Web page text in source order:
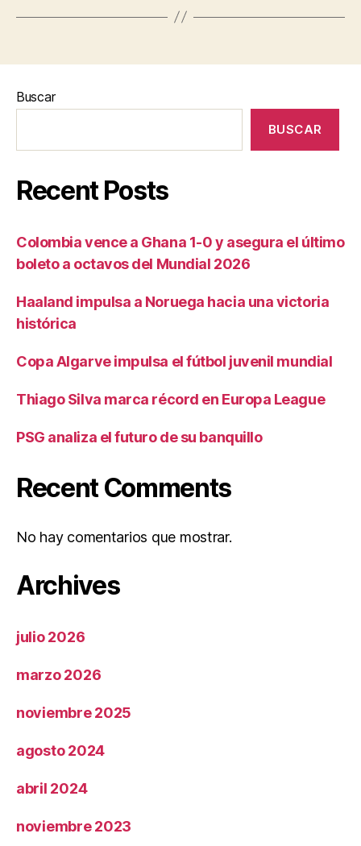
Buscar
BUSCAR
Recent Posts
Colombia vence a Ghana 1-0 y asegura el último
boleto a octavos del Mundial 2026
Haaland impulsa a Noruega hacia una victoria
histórica
Copa Algarve impulsa el fútbol juvenil mundial
Thiago Silva marca récord en Europa League
PSG analiza el futuro de su banquillo
Recent Comments
No hay comentarios que mostrar.
Archives
julio 2026
marzo 2026
noviembre 2025
agosto 2024
abril 2024
noviembre 2023